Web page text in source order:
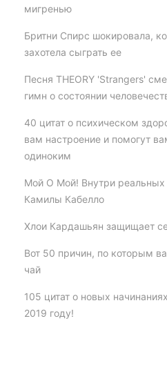
мигренью
Бритни Спирс шокировала,
захотела сыграть ее
Песня THEORY 'Strangers'
гимн о состоянии
40 цитат о психическом
вам настроение и помогут
одиноким
Мой О Мой! Внутри реальных
Камилы Кабелло
Хлои Кардашьян защищает
Вот 50 причин, по которым
чай
105 цитат о новых
2019 году!